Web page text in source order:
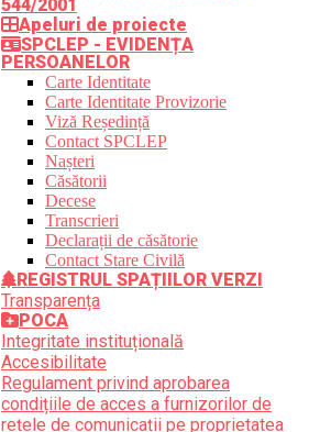
544/2001
Apeluri de proiecte
SPCLEP - EVIDENȚA
PERSOANELOR
Carte Identitate
Carte Identitate Provizorie
Viză Reședință
Contact SPCLEP
Nașteri
Căsătorii
Decese
Transcrieri
Declarații de căsătorie
Contact Stare Civilă
REGISTRUL SPAȚIILOR VERZI
Transparența
POCA
Integritate instituțională
Accesibilitate
Regulament privind aprobarea
condițiile de acces a furnizorilor de
rețele de comunicații pe proprietatea